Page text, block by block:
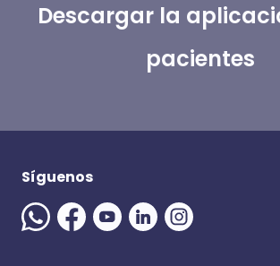
Descargar la
pacientes
Síguenos